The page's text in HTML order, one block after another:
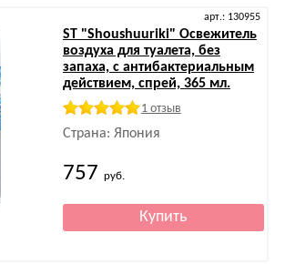
арт.: 130955
ST"Shoushuuriki" Освежитель
воздуха для туалета, без
запаха, с антибактериальным
действием, спрей, 365 мл.
1 отзыв
Страна: Япония
757 руб.